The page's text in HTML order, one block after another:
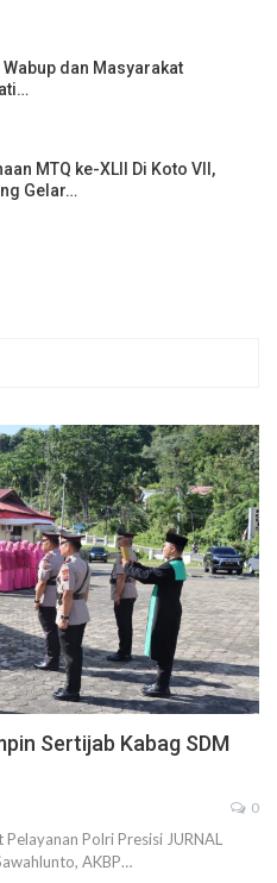
Wabup dan Masyarakat
MTQ ke-XLII Di Koto VII,
Gelar…
Sertijab Kabag SDM
0
Polri Presisi JURNAL
AKBP…